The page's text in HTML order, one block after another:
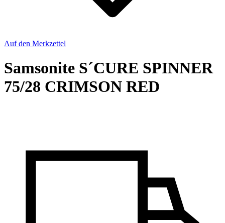
Auf den Merkzettel
Samsonite S´CURE SPINNER
75/28 CRIMSON RED